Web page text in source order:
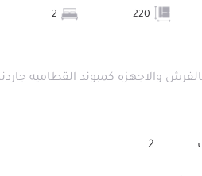
والاجهزه كمبوند القطاميه
2